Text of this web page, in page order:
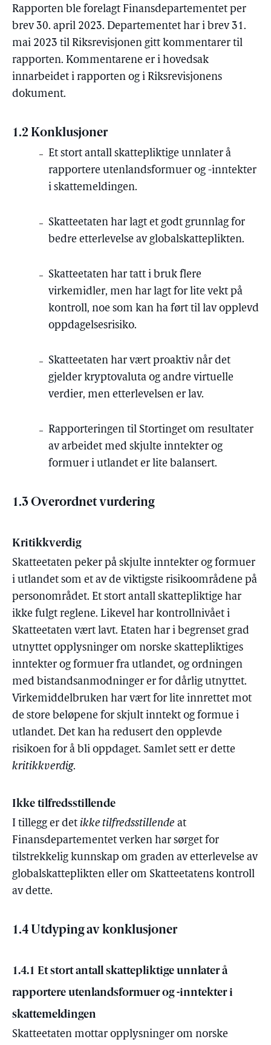
Rapporten ble forelagt Finansdepartementet per
brev 30. april 2023. Departementet har i brev 31.
mai 2023 til Riksrevisjonen gitt kommentarer til
rapporten. Kommentarene er i hovedsak
innarbeidet i rapporten og i Riksrevisjonens
dokument.
1.2 Konklusjoner
Et stort antall skattepliktige unnlater å
rapportere utenlandsformuer og -inntekter
i skattemeldingen.
Skatteetaten har lagt et godt grunnlag for
bedre etterlevelse av globalskatteplikten.
Skatteetaten har tatt i bruk flere
virkemidler, men har lagt for lite vekt på
kontroll, noe som kan ha ført til lav opplevd
oppdagelsesrisiko.
Skatteetaten har vært proaktiv når det
gjelder kryptovaluta og andre virtuelle
verdier, men etterlevelsen er lav.
Rapporteringen til Stortinget om resultater
av arbeidet med skjulte inntekter og
formuer i utlandet er lite balansert.
1.3 Overordnet vurdering
Kritikkverdig
Skatteetaten peker på skjulte inntekter og formuer
i utlandet som et av de viktigste risikoområdene på
personområdet. Et stort antall skattepliktige har
ikke fulgt reglene. Likevel har kontrollnivået i
Skatteetaten vært lavt. Etaten har i begrenset grad
utnyttet opplysninger om norske skattepliktiges
inntekter og formuer fra utlandet, og ordningen
med bistandsanmodninger er for dårlig utnyttet.
Virkemiddelbruken har vært for lite innrettet mot
de store beløpene for skjult inntekt og formue i
utlandet. Det kan ha redusert den opplevde
risikoen for å bli oppdaget. Samlet sett er dette
kritikkverdig.
Ikke tilfredsstillende
I tillegg er det ikke tilfredsstillende at
Finansdepartementet verken har sørget for
tilstrekkelig kunnskap om graden av etterlevelse av
globalskatteplikten eller om Skatteetatens kontroll
av dette.
1.4 Utdyping av konklusjoner
1.4.1 Et stort antall skattepliktige unnlater å
rapportere utenlandsformuer og -inntekter i
skattemeldingen
Skatteetaten mottar opplysninger om norske